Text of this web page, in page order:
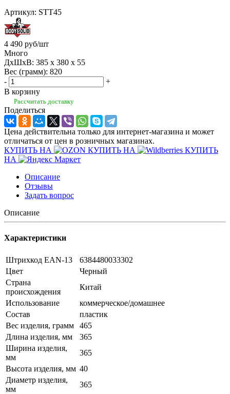
Артикул: STT45
4 490 руб/шт
Много
ДхШхВ: 385 x 380 x 55
Вес (грамм): 820
-
+
В корзину
Рассчитать доставку
Поделиться
Цена действительна только для интернет-магазина и может
отличаться от цен в розничных магазинах.
КУПИТЬ НА
КУПИТЬ НА
КУПИТЬ
НА
Описание
Отзывы
Задать вопрос
Описание
Характеристики
Штрихкод EAN-13
6384480033302
Цвет
Черный
Страна
происхождения
Китай
Использование
коммерческое/домашнее
Состав
пластик
Вес изделия, грамм
465
Длина изделия, мм
365
Ширина изделия,
мм
365
Высота изделия, мм 40
Диаметр изделия,
мм
365